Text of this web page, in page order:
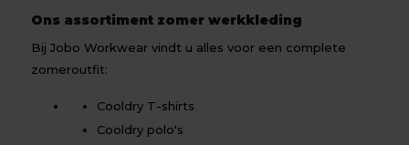
Ons assortiment zomer werkkleding
Bij Jobo Workwear vindt u alles voor een complete
zomeroutfit:
Cooldry T-shirts
Cooldry polo's